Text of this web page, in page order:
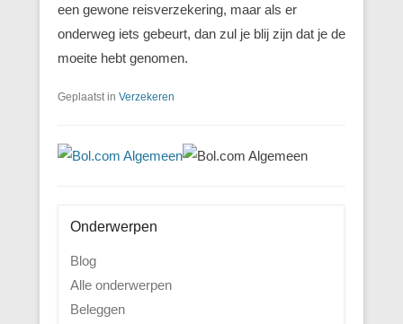
een gewone reisverzekering, maar als er
onderweg iets gebeurt, dan zul je blij zijn dat je de
moeite hebt genomen.
Geplaatst in Verzekeren
Onderwerpen
Blog
Alle onderwerpen
Beleggen